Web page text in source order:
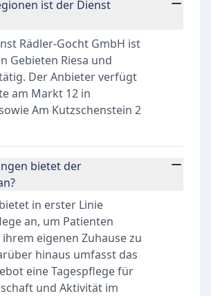
ist der Dienst
Rädler-Gocht GmbH ist
Gebieten Riesa und
Der Anbieter verfügt
am Markt 12 in
Am Kutzschenstein 2
bietet der
in erster Linie
an, um Patienten
eigenen Zuhause zu
hinaus umfasst das
eine Tagespflege für
und Aktivität im